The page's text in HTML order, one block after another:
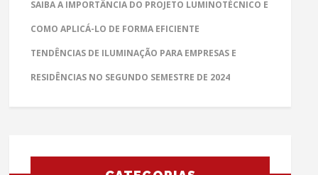
SAIBA A IMPORTÂNCIA DO PROJETO LUMINOTÉCNICO E
COMO APLICÁ-LO DE FORMA EFICIENTE
TENDÊNCIAS DE ILUMINAÇÃO PARA EMPRESAS E
RESIDÊNCIAS NO SEGUNDO SEMESTRE DE 2024